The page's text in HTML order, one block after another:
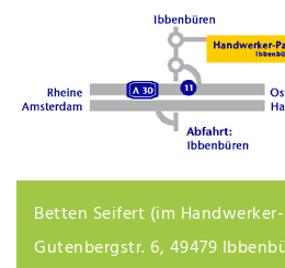
Betten Seifert (im
Gutenbergstr. 6, 49479